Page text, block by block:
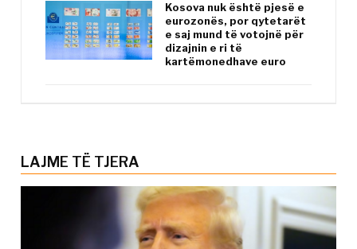
Kosova nuk është pjesë e
eurozonës, por qytetarët
e saj mund të votojnë për
dizajnin e ri të
kartëmonedhave euro
LAJME TË TJERA